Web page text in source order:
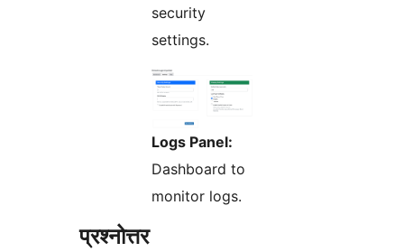
security
settings.
Logs Panel:
Dashboard to
monitor logs.
प्रश्नोत्तर